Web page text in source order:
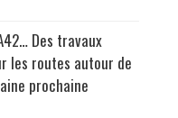
Des travaux
les routes autour de
prochaine